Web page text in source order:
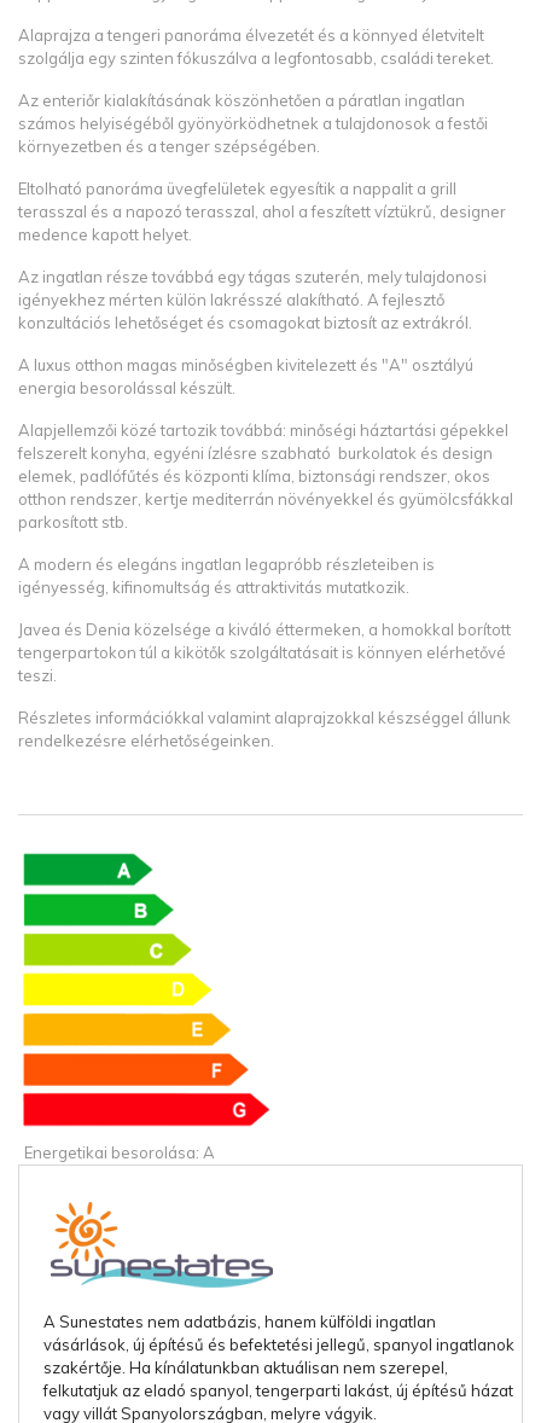
Alaprajza a tengeri panoráma élvezetét és a könnyed életvitelt
szolgálja egy szinten fókuszálva a legfontosabb, családi tereket.
Az enteriőr kialakításának köszönhetően a páratlan ingatlan
számos helyiségéből gyönyörködhetnek a tulajdonosok a festői
környezetben és a tenger szépségében.
Eltolható panoráma üvegfelületek egyesítik a nappalit a grill
terasszal és a napozó terasszal, ahol a feszített víztükrű, designer
medence kapott helyet.
Az ingatlan része továbbá egy tágas szuterén, mely tulajdonosi
igényekhez mérten külön lakrésszé alakítható. A fejlesztő
konzultációs lehetőséget és csomagokat biztosít az extrákról.
A luxus otthon magas minőségben kivitelezett és "A" osztályú
energia besorolással készült.
Alapjellemzői közé tartozik továbbá: minőségi háztartási gépekkel
felszerelt konyha, egyéni ízlésre szabható burkolatok és design
elemek, padlófűtés és központi klíma, biztonsági rendszer, okos
otthon rendszer, kertje mediterrán növényekkel és gyümölcsfákkal
parkosított stb.
A modern és elegáns ingatlan legapróbb részleteiben is
igényesség, kifinomultság és attraktivitás mutatkozik.
Javea és Denia közelsége a kiváló éttermeken, a homokkal borított
tengerpartokon túl a kikötők szolgáltatásait is könnyen elérhetővé
teszi.
Részletes információkkal valamint alaprajzokkal készséggel állunk
rendelkezésre elérhetőségeinken.
Energetikai besorolása: A
A Sunestates nem adatbázis, hanem külföldi ingatlan
vásárlások, új építésű és befektetési jellegű, spanyol ingatlanok
szakértője. Ha kínálatunkban aktuálisan nem szerepel,
felkutatjuk az eladó spanyol, tengerparti lakást, új építésű házat
vagy villát Spanyolországban, melyre vágyik.